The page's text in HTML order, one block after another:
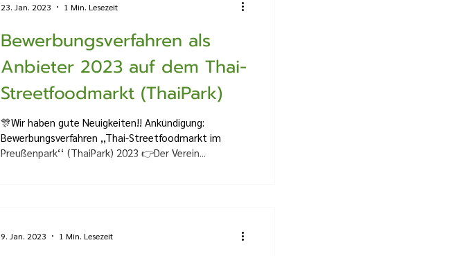
Bewerbungsverfahren als
Anbieter 2023 auf dem Thai-
Streetfoodmarkt (ThaiPark)
🎊Wir haben gute Neuigkeiten!! Ankündigung:
Bewerbungsverfahren ,,Thai-Streetfoodmarkt im
Preußenpark‘‘ (ThaiPark) 2023 👉Der Verein...
23. Jan. 2023 1 Min. Lesezeit
9. Jan. 2023 1 Min. Lesezeit